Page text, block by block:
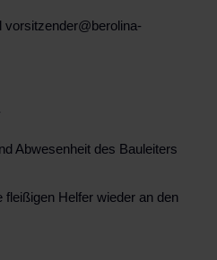
vorsitzender@berolina-
Abwesenheit des Bauleiters
fleißigen Helfer wieder an den